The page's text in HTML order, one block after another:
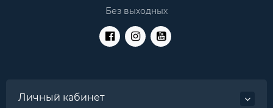
Без выходных
Личный кабинет